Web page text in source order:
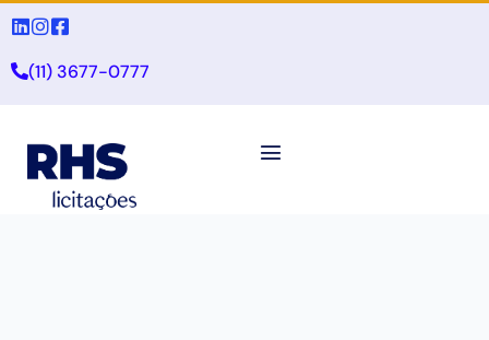
(11) 3677-0777